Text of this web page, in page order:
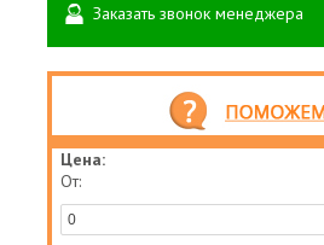
Заказать звонок менеджера
Цена:
От: